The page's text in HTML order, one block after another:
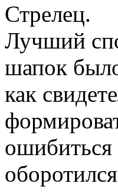
Стрелец.
Лучший
шапок
как
ошибиться